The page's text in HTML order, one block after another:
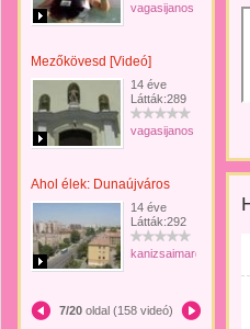
vagasijanos
Mezőkövesd [Videó]
14 éve
Látták:289
vagasijanos
Ahol élek: Dunaújváros
14 éve
Látták:292
kanizsaimargit
7/20 oldal (158 videó)